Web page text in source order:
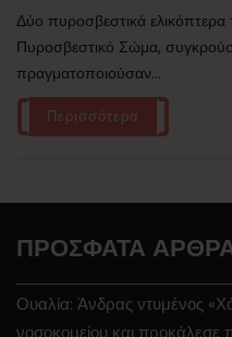
Δύο πυροσβεστικά
Πυροσβεστικό Σώμα,
πραγματοποιούσαν...
Περισσότερα
ΠΡΌΣΦΑΤΑ
Ουαλία: Άνδρας ντυμένος